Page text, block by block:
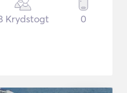
Krydstogt 0